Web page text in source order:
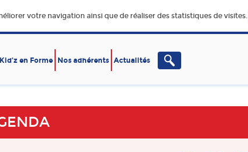
votre navigation ainsi que de réaliser des statistiques de visites.
Kid’z en Forme Nos adhérents Actualités